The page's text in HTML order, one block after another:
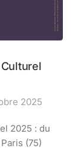
2025
2025 : du
(75)